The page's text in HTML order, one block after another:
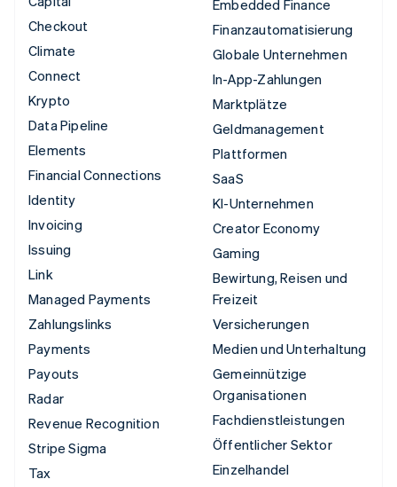
Checkout
Climate
Connect
Krypto
Data Pipeline
Elements
Financial Connections
Identity
Invoicing
Issuing
Link
Managed Payments
Zahlungslinks
Payments
Payouts
Radar
Revenue Recognition
Stripe Sigma
Tax
Embedded Finance
Finanzautomatisierung
Globale Unternehmen
In-App-Zahlungen
Marktplätze
Geldmanagement
Plattformen
SaaS
KI-Unternehmen
Creator Economy
Gaming
Bewirtung, Reisen und
Freizeit
Versicherungen
Medien und Unterhaltung
Gemeinnützige
Organisationen
Fachdienstleistungen
Öffentlicher Sektor
Einzelhandel